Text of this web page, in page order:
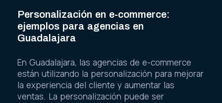
Personalización en e-commerce:
ejemplos para agencias en
Guadalajara
En Guadalajara, las agencias de e-commerce
están utilizando la personalización para mejorar
la experiencia del cliente y aumentar las
ventas. La personalización puede ser